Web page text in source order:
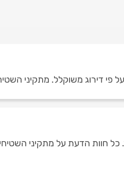
פי דירוג משוקלל. מתקיני
חוות הדעת על מתקיני